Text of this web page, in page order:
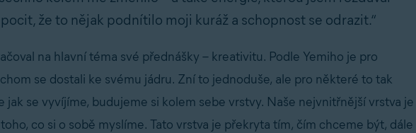
že to nějak podnítilo moji kuráž a schopnost se odrazit.“
na hlavní téma své přednášky – kreativitu. Podle Yemiho je pro
se dostali ke svému jádru. Zní to jednoduše, ale pro některé to tak
jak se vyvíjíme, budujeme si kolem sebe vrstvy. Naše nejvnitřnější vrstva je
co si o sobě myslíme. Tato vrstva je překryta tím, čím chceme být, dále